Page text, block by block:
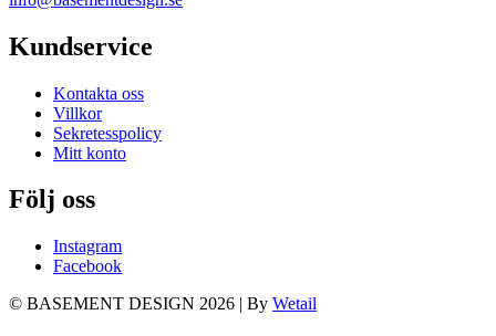
Kundservice
Kontakta oss
Villkor
Sekretesspolicy
Mitt konto
Följ oss
Instagram
Facebook
© BASEMENT DESIGN 2026 | By Wetail